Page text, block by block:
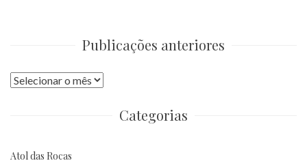
Publicações anteriores
Publicações
Categorias
Atol das Rocas